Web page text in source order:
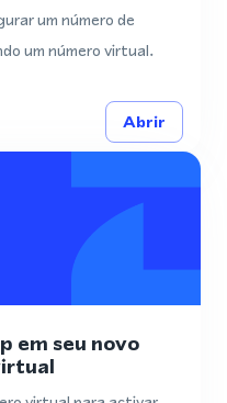
um número de
um número virtual.
Abrir
em seu novo